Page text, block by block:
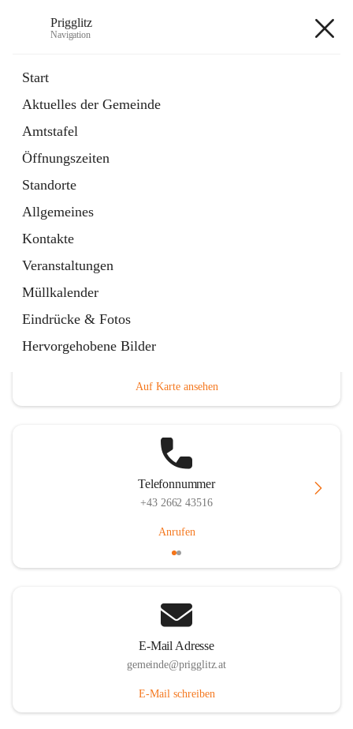
Prigglitz
Navigation
Start
Aktuelles der Gemeinde
Amtstafel
Öffnungszeiten
Standorte
Allgemeines
Kontakte
Veranstaltungen
Müllkalender
Eindrücke & Fotos
Hervorgehobene Bilder
Externe Webseite
in
Tab
Gemeindezeitung
Ordner
öffnet
in
neuem
Tab
Hauptadresse
Auf Karte ansehen
Telefonnummer
+43 2662 43516
Anrufen
E-Mail Adresse
gemeinde@prigglitz.at
E-Mail schreiben